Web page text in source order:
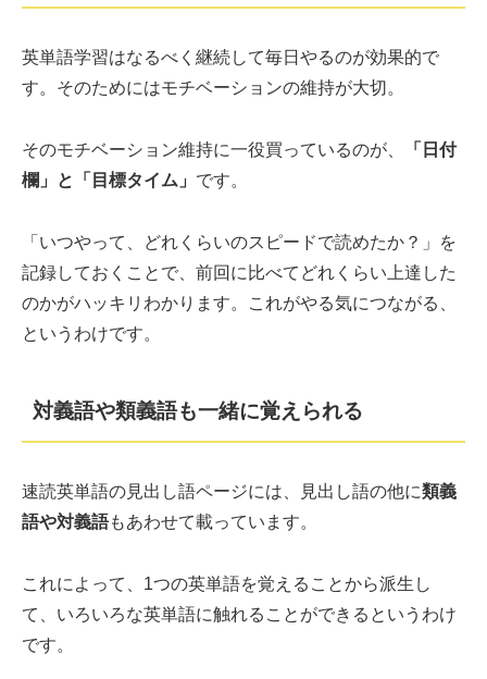
英単語学習はなるべく継続して毎日やるのが効果的で
す。そのためにはモチベーションの維持が大切。
そのモチベーション維持に一役買っているのが、
「日付
欄」と「目標タイム」 です。
「いつやって、どれくらいのスピードで読めたか？」を
記録しておくことで、前回に比べてどれくらい上達した
のかがハッキリわかります。これがやる気につながる、
というわけです。
対義語や類義語も一緒に覚えられる
速読英単語の見出し語ページには、見出し語の他に類義
語や対義語もあわせて載っています。
これによって、1つの英単語を覚えることから派生し
て、いろいろな英単語に触れることができるというわけ
です。